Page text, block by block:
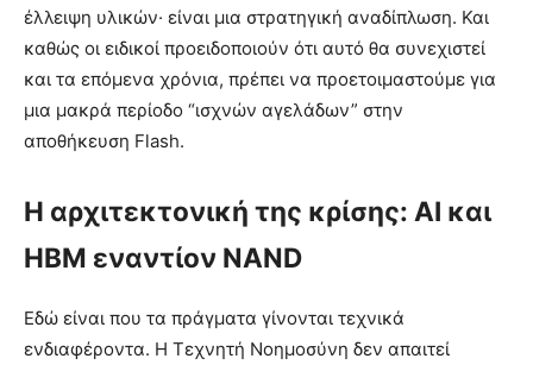
έλλειψη υλικών· είναι μια στρατηγική αναδίπλωση. Και
καθώς οι ειδικοί προειδοποιούν ότι αυτό θα συνεχιστεί
και τα επόμενα χρόνια, πρέπει να προετοιμαστούμε για
μια μακρά περίοδο “ισχνών αγελάδων” στην
αποθήκευση Flash.
Η αρχιτεκτονική της κρίσης: AI και
HBM εναντίον NAND
Εδώ είναι που τα πράγματα γίνονται τεχνικά
ενδιαφέροντα. Η Τεχνητή Νοημοσύνη δεν απαιτεί